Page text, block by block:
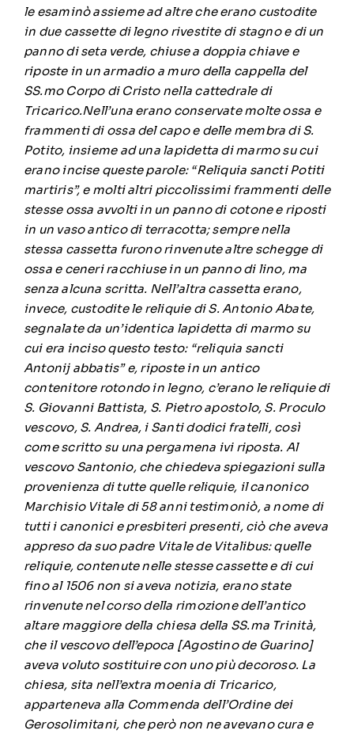
le esaminò assieme ad altre che erano custodite
in due cassette di legno rivestite di stagno e di un
panno di seta verde, chiuse a doppia chiave e
riposte in un armadio a muro della cappella del
SS.mo Corpo di Cristo nella cattedrale di
Tricarico.Nell’una erano conservate molte ossa e
frammenti di ossa del capo e delle membra di S.
Potito, insieme ad una lapidetta di marmo su cui
erano incise queste parole: “Reliquia sancti Potiti
martiris”, e molti altri piccolissimi frammenti delle
stesse ossa avvolti in un panno di cotone e riposti
in un vaso antico di terracotta; sempre nella
stessa cassetta furono rinvenute altre schegge di
ossa e ceneri racchiuse in un panno di lino, ma
senza alcuna scritta. Nell’altra cassetta erano,
invece, custodite le reliquie di S. Antonio Abate,
segnalate da un’identica lapidetta di marmo su
cui era inciso questo testo: “reliquia sancti
Antonij abbatis” e, riposte in un antico
contenitore rotondo in legno, c’erano le reliquie di
S. Giovanni Battista, S. Pietro apostolo, S. Proculo
vescovo, S. Andrea, i Santi dodici fratelli, così
come scritto su una pergamena ivi riposta. Al
vescovo Santonio, che chiedeva spiegazioni sulla
provenienza di tutte quelle reliquie, il canonico
Marchisio Vitale di 58 anni testimoniò, a nome di
tutti i canonici e presbiteri presenti, ciò che aveva
appreso da suo padre Vitale de Vitalibus: quelle
reliquie, contenute nelle stesse cassette e di cui
fino al 1506 non si aveva notizia, erano state
rinvenute nel corso della rimozione dell’antico
altare maggiore della chiesa della SS.ma Trinità,
che il vescovo dell’epoca [Agostino de Guarino]
aveva voluto sostituire con uno più decoroso. La
chiesa, sita nell’extra moenia di Tricarico,
apparteneva alla Commenda dell’Ordine dei
Gerosolimitani, che però non ne avevano cura e